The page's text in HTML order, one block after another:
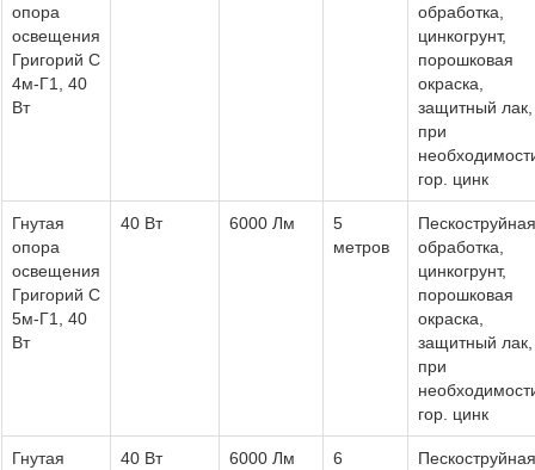
опора
освещения
Григорий С
4м-Г1, 40
Вт
обработка,
цинкогрунт,
порошковая
окраска,
защитный лак,
при
гор. цинк
Гнутая
опора
освещения
Григорий С
5м-Г1, 40
Вт
40 Вт 6000 Лм
5
метров
Пескоструйная
обработка,
цинкогрунт,
порошковая
окраска,
защитный лак,
при
гор. цинк
Гнутая
40 Вт 6000 Лм
6
Пескоструйная